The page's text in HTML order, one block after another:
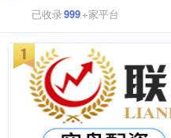
已收录999+家平台